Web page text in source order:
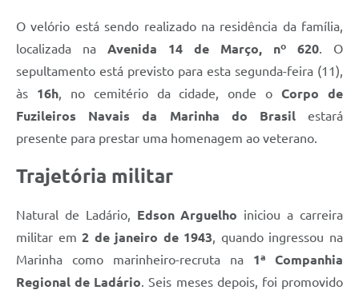
O velório está sendo realizado na residência da família,
localizada na Avenida 14 de Março, nº 620. O
sepultamento está previsto para esta segunda-feira (11),
às 16h, no cemitério da cidade, onde oCorpo de
Fuzileiros Navais da Marinha do Brasilestará
presente para prestar uma homenagem ao veterano.
Trajetória militar
Natural de Ladário, Edson Arguelho iniciou a carreira
militar em2 de janeiro de 1943, quando ingressou na
Marinha como marinheiro-recruta na 1ª Companhia
Regional de Ladário. Seis meses depois, foi promovido